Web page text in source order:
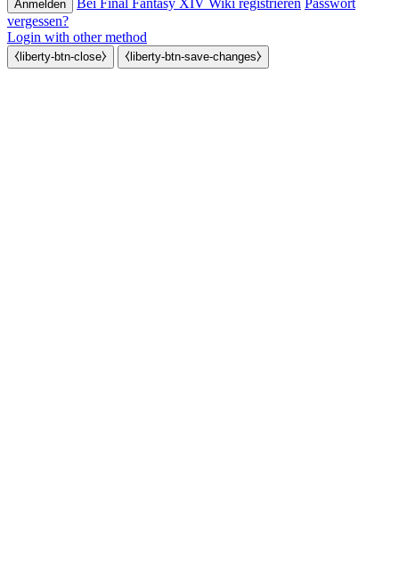
Bei Final Fantasy XIV Wiki registrieren Passwort
vergessen?
Login with other method
⧼liberty-btn-close⧽ ⧼liberty-btn-save-changes⧽